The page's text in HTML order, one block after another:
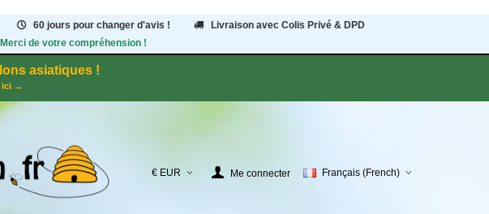
60 jours pour changer d'avis !
Livraison avec Colis Privé & DPD
de votre compréhension !
asiatiques !
ici →
€ EUR Me connecter Français (French)